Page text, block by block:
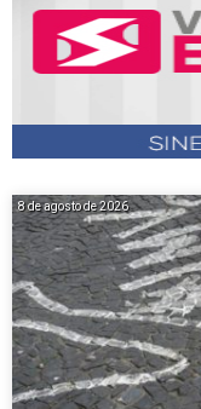
8 de agosto de 2026